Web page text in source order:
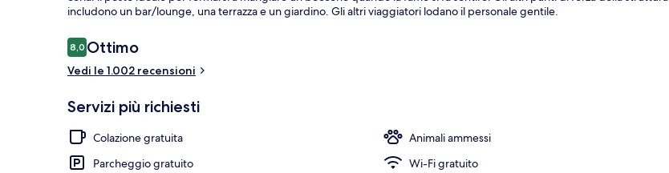
includono un bar/lounge, una terrazza e un giardino. Gli altri viaggiatori lodano il personale gentile.
Recensioni
8,08,0 su 10
Ottimo
Vedi le 1.002 recensioni
Servizi più richiesti
Colazione gratuita
Animali ammessi
Parcheggio gratuito
Wi-Fi gratuito